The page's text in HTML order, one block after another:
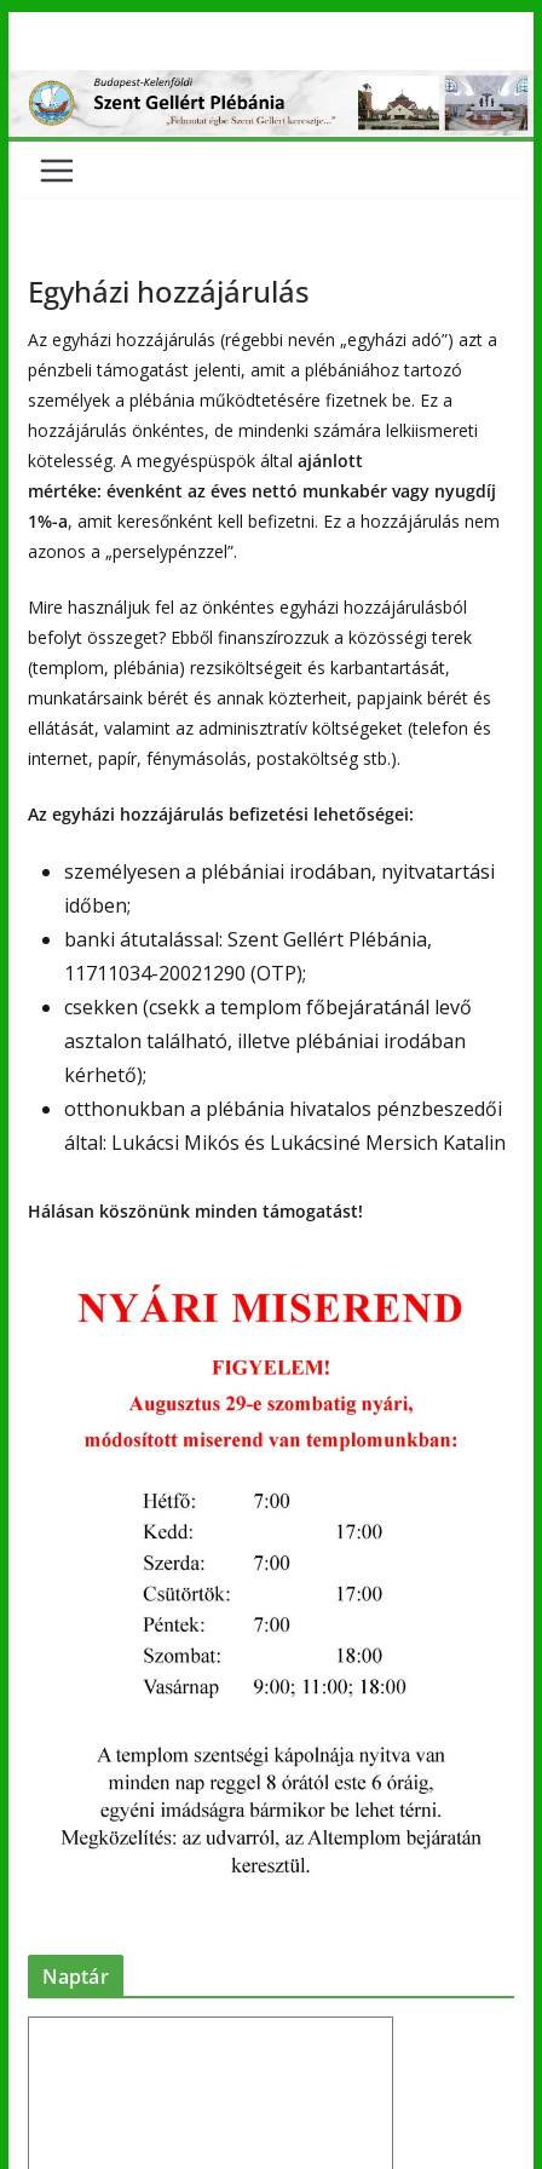
content
Egyházi hozzájárulás
Az egyházi hozzájárulás (régebbi nevén „egyházi adó”) azt a
pénzbeli támogatást jelenti, amit a plébániához tartozó
személyek a plébánia működtetésére fizetnek be. Ez a
hozzájárulás önkéntes, de mindenki számára lelkiismereti
kötelesség. A megyéspüspök által ajánlott
mértéke: évenként az éves nettó munkabér vagy nyugdíj
1%-a, amit keresőnként kell befizetni. Ez a hozzájárulás nem
azonos a „perselypénzzel”.
Mire használjuk fel az önkéntes egyházi hozzájárulásból
befolyt összeget? Ebből finanszírozzuk a közösségi terek
(templom, plébánia) rezsiköltségeit és karbantartását,
munkatársaink bérét és annak közterheit, papjaink bérét és
ellátását, valamint az adminisztratív költségeket (telefon és
internet, papír, fénymásolás, postaköltség stb.).
Az egyházi hozzájárulás befizetési lehetőségei:
személyesen a plébániai irodában, nyitvatartási
időben;
banki átutalással: Szent Gellért Plébánia,
11711034-20021290 (OTP);
csekken (csekk a templom főbejáratánál levő
asztalon található, illetve plébániai irodában
kérhető);
otthonukban a plébánia hivatalos pénzbeszedői
által: Lukácsi Mikós és Lukácsiné Mersich Katalin
Hálásan köszönünk minden támogatást!
Naptár